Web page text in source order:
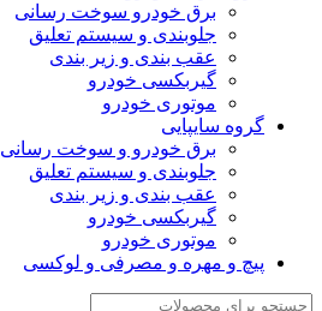
برق خودرو سوخت رسانی
جلوبندی و سیستم تعلیق
عقب بندی و زیر بندی
گیربکسی خودرو
موتوری خودرو
گروه سایپایی
برق خودرو و سوخت رسانی
جلوبندی و سیستم تعلیق
عقب بندی و زیر بندی
گیربکسی خودرو
موتوری خودرو
پیچ و مهره و مصرفی و لوکسی